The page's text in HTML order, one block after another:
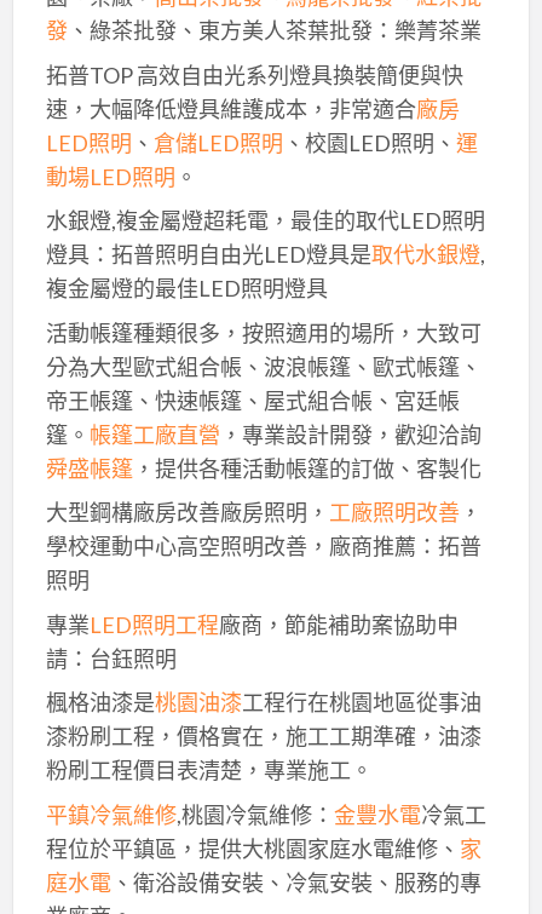
發、綠茶批發、東方美人茶葉批發：樂菁茶業
拓普TOP 高效自由光系列燈具換裝簡便與快
速，大幅降低燈具維護成本，非常適合廠房
LED照明 、 倉儲LED照明 、校園LED照明、 運
動場LED照明 。
水銀燈,複金屬燈超耗電，最佳的取代LED照明
燈具：拓普照明自由光LED燈具是取代水銀燈,
複金屬燈的最佳LED照明燈具
活動帳篷種類很多，按照適用的場所，大致可
分為大型歐式組合帳、波浪帳篷、歐式帳篷、
帝王帳篷、快速帳篷、屋式組合帳、宮廷帳
篷。 帳篷工廠直營 ，專業設計開發，歡迎洽詢
舜盛帳篷，提供各種活動帳篷的訂做、客製化
大型鋼構廠房改善廠房照明， 工廠照明改善，
學校運動中心高空照明改善，廠商推薦：拓普
照明
專業LED照明工程廠商，節能補助案協助申
請：台鈺照明
楓格油漆是桃園油漆工程行在桃園地區從事油
漆粉刷工程，價格實在，施工工期準確，油漆
粉刷工程價目表清楚，專業施工。
平鎮冷氣維修,桃園冷氣維修： 金豐水電冷氣工
程位於平鎮區，提供大桃園家庭水電維修、 家
庭水電、衛浴設備安裝、冷氣安裝、服務的專